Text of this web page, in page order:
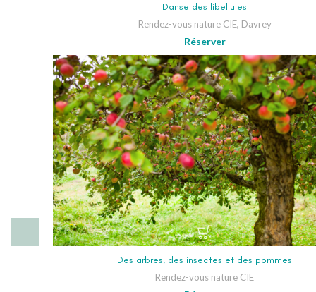
Danse des libellules
Rendez-vous nature CIE, Davrey
Réserver
Des arbres, des insectes et des pommes
Rendez-vous nature CIE